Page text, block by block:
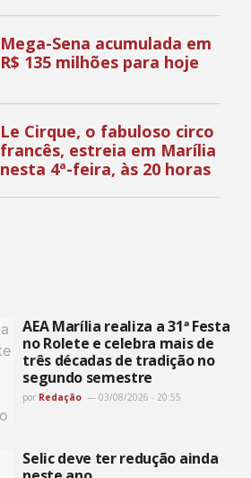
Mega-Sena acumulada em
R$ 135 milhões para hoje
Le Cirque, o fabuloso circo
francês, estreia em Marília
nesta 4ª-feira, às 20 horas
AEA Marília realiza a 31ª Festa
no Rolete e celebra mais de
três décadas de tradição no
segundo semestre
por Redação 03/08/2026 - 20:55
Selic deve ter redução ainda